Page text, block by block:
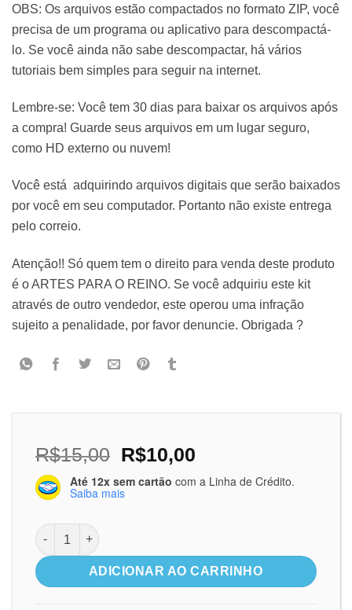
OBS: Os arquivos estão compactados no formato ZIP, você
precisa de um programa ou aplicativo para descompactá-
lo. Se você ainda não sabe descompactar, há vários
tutoriais bem simples para seguir na internet.
Lembre-se: Você tem 30 dias para baixar os arquivos após
a compra! Guarde seus arquivos em um lugar seguro,
como HD externo ou nuvem!
Você está adquirindo arquivos digitais que serão baixados
por você em seu computador. Portanto não existe entrega
pelo correio.
Atenção!! Só quem tem o direito para venda deste produto
é o ARTES PARA O REINO. Se você adquiriu este kit
através de outro vendedor, este operou uma infração
sujeito a penalidade, por favor denuncie. Obrigada ?
R$15,00 O
preço
original
R$10,00
preço
atual
Até 12x sem cartão com a Linha de Crédito.
Saiba mais
Zaqueu - Pack de Recursos visuais + história quantidade
ADICIONAR AO CARRINHO